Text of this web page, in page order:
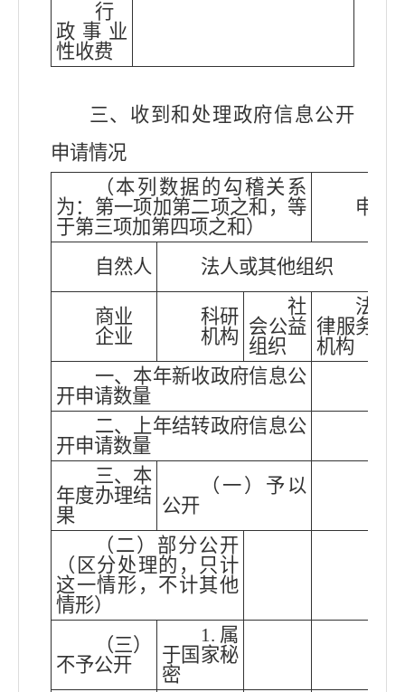
行
政事业
性收费
三、收到和处理政府信息公开
申请情况
（本列数据的勾稽关系
为：第一项加第二项之和，等
于第三项加第四项之和）
申请
自然人 法人或其他组织
商业
企业
科研
机构
社
会公益
组织
法
律服务
机构
一、本年新收政府信息公
开申请数量
二、上年结转政府信息公
开申请数量
三、本
年度办理结
果
（一）予以
公开
（二）部分公开
（区分处理的，只计
这一情形，不计其他
情形）
（三）
不予公开
1.属
于国家秘
密